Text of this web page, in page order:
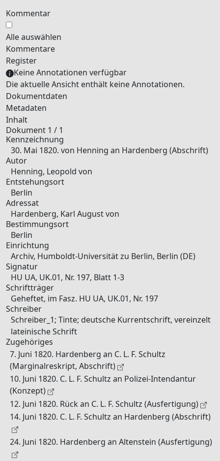
Kommentar
Alle auswählen
Kommentare
Register
Keine Annotationen verfügbar
Die aktuelle Ansicht enthält keine Annotationen.
Dokumentdaten
Metadaten
Inhalt
Dokument 1 / 1
Kennzeichnung
30. Mai 1820. von Henning an Hardenberg (Abschrift)
Autor
Henning, Leopold von
Entstehungsort
Berlin
Adressat
Hardenberg, Karl August von
Bestimmungsort
Berlin
Einrichtung
Archiv, Humboldt-Universität zu Berlin, Berlin (DE)
Signatur
HU UA, UK.01, Nr. 197, Blatt 1-3
Schriftträger
Geheftet, im Fasz. HU UA, UK.01, Nr. 197
Schreiber
Schreiber_1; Tinte; deutsche Kurrentschrift, vereinzelt
lateinische Schrift
Zugehöriges
7. Juni 1820. Hardenberg an C. L. F. Schultz
(Marginalreskript, Abschrift)
10. Juni 1820. C. L. F. Schultz an Polizei-Intendantur
(Konzept)
12. Juni 1820. Rück an C. L. F. Schultz (Ausfertigung)
14. Juni 1820. C. L. F. Schultz an Hardenberg (Abschrift)
24. Juni 1820. Hardenberg an Altenstein (Ausfertigung)